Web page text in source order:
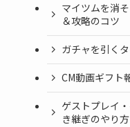
マイツムを消
＆攻略のコツ
ガチャを引く
CM動画ギフト
ゲストプレイ
き継ぎのやり方